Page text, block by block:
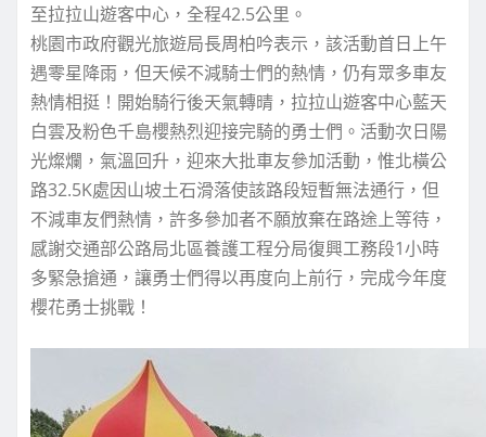
至拉拉山遊客中心，全程42.5公里。
桃園市政府觀光旅遊局長周柏吟表示，該活動首日上午
遇零星降雨，但天候不減騎士們的熱情，仍有眾多車友
熱情相挺！開始騎行後天氣轉晴，拉拉山遊客中心藍天
白雲及粉色千島櫻熱烈迎接完騎的勇士們。活動次日陽
光燦爛，氣溫回升，迎來大批車友參加活動，惟北橫公
路32.5K處因山坡土石滑落使該路段短暫無法通行，但
不減車友們熱情，許多參加者不願放棄在路途上等待，
感謝交通部公路局北區養護工程分局復興工務段1小時
多緊急搶通，讓勇士們得以再度向上前行，完成今年度
櫻花勇士挑戰！